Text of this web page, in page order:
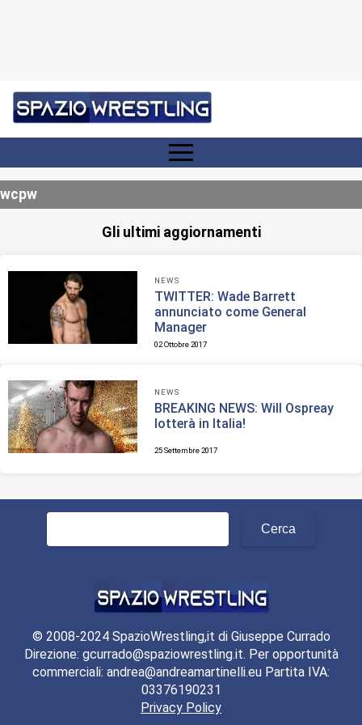
wcpw
Gli ultimi aggiornamenti
NEWS
TWITTER: Wade Barrett
annunciato come General
Manager
02 Ottobre 2017
NEWS
BREAKING NEWS: Will Ospreay
lotterà in Italia!
25 Settembre 2017
Ricerca
© 2008-2024 SpazioWrestling,it di Giuseppe Currado
Direzione: gcurrado@spaziowrestling.it. Per opportunità
commerciali: andrea@andreamartinelli.eu Partita IVA:
03376190231
Privacy Policy